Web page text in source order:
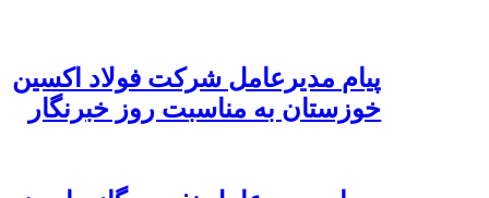
پیام مدیرعامل شرکت فولاد اکسین
خوزستان به مناسبت روز خبرنگار